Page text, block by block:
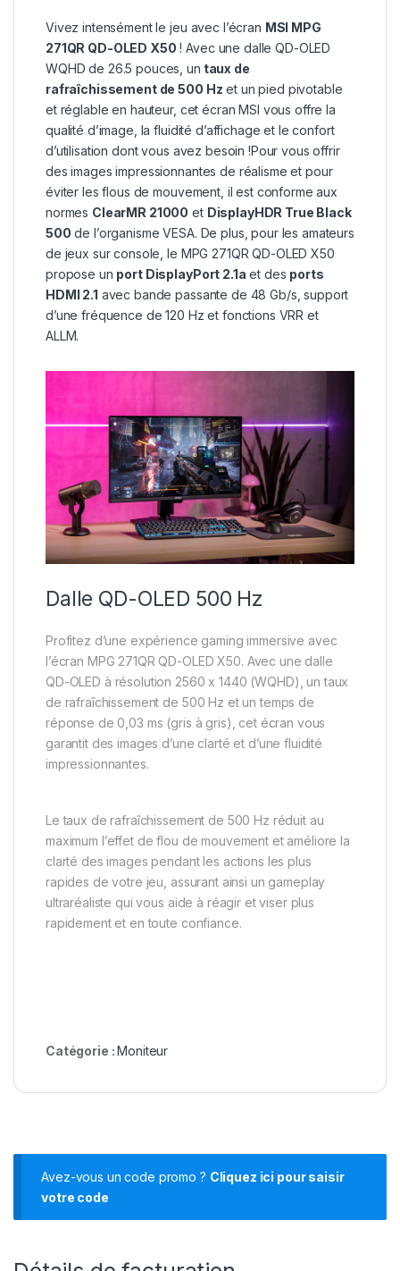
Vivez intensément le jeu avec l’écran MSI MPG
271QR QD-OLED X50 ! Avec une dalle QD-OLED
WQHD de 26.5 pouces, un taux de
rafraîchissement de 500 Hz et un pied pivotable
et réglable en hauteur, cet écran MSI vous offre la
qualité d’image, la fluidité d’affichage et le confort
d’utilisation dont vous avez besoin !Pour vous offrir
des images impressionnantes de réalisme et pour
éviter les flous de mouvement, il est conforme aux
normes ClearMR 21000 et DisplayHDR True Black
500 de l’organisme VESA. De plus, pour les amateurs
de jeux sur console, le MPG 271QR QD-OLED X50
propose un port DisplayPort 2.1a et des ports
HDMI 2.1 avec bande passante de 48 Gb/s, support
d’une fréquence de 120 Hz et fonctions VRR et
ALLM.
Dalle QD-OLED 500 Hz
Profitez d’une expérience gaming immersive avec
l’écran MPG 271QR QD-OLED X50. Avec une dalle
QD-OLED à résolution 2560 x 1440 (WQHD), un taux
de rafraîchissement de 500 Hz et un temps de
réponse de 0,03 ms (gris à gris), cet écran vous
garantit des images d’une clarté et d’une fluidité
impressionnantes.
Le taux de rafraîchissement de 500 Hz réduit au
maximum l’effet de flou de mouvement et améliore la
clarté des images pendant les actions les plus
rapides de votre jeu, assurant ainsi un gameplay
ultraréaliste qui vous aide à réagir et viser plus
rapidement et en toute confiance.
Catégorie :Moniteur
Avez-vous un code promo ? Cliquez ici pour saisir
votre code